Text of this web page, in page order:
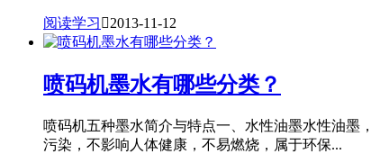
阅读学习 2013-11-12
喷码机墨水有哪些分类？
喷码机五种墨水简介与特点一、水性油墨水性油墨
污染，不影响人体健康，不易燃烧，属于环保...